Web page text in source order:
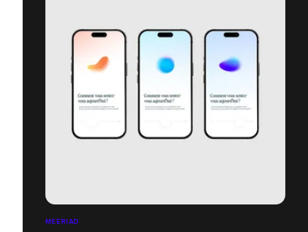
MEERIAD